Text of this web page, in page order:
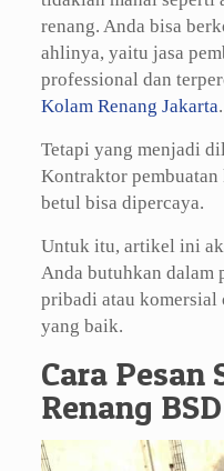
renang. Anda bisa
ahlinya, yaitu jasa
professional dan
Kolam Renang Jakarta.
Tetapi yang menjadi
Kontraktor
betul bisa dipercaya.
Untuk itu, artikel ini
Anda butuhkan dalam
pribadi atau
yang baik.
Cara Pesan
Renang